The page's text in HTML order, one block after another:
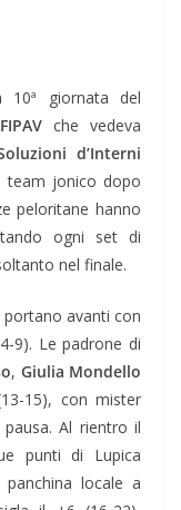
10ª giornata del
che vedeva
d’Interni
team jonico dopo
peloritane hanno
ogni set di
nel finale.
avanti con
9). Le padrone di
, Giulia Mondello
15), con mister
Al rientro il
punti di Lupica
locale a